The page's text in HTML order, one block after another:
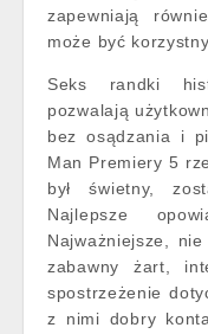
zapewniają
może być
Seks randki
pozwalają
bez osądzania i
Man Premiery 5
był świetny,
Najlepsze
Najważniejsze,
zabawny żart,
spostrzeżenie
z nimi dobry